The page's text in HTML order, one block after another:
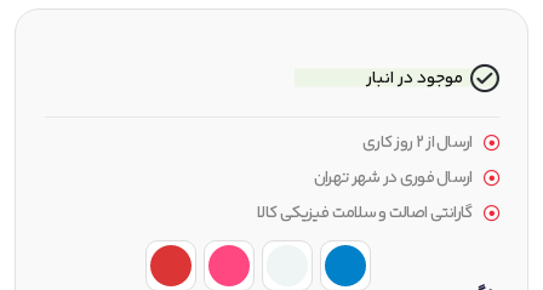
موجود در انبار
ارسال از ۲ روز کاری
ارسال فوری در شهر تهران
گارانتی اصالت و سلامت فیزیکی کالا